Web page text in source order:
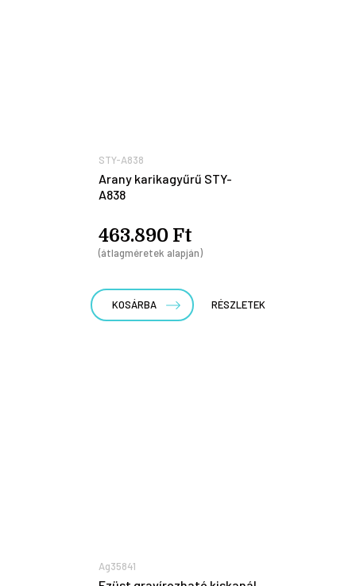
STY-A838
Arany karikagyűrű STY-
A838
463.890 Ft
(átlagméretek alapján)
KOSÁRBA RÉSZLETEK
Ag35841